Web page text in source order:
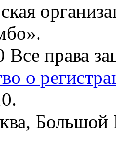
Все права
о
Большой